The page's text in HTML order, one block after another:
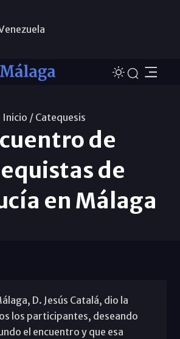
Inicio / Catequesis
de
de
en Málaga
D. Jesús Catalá, dio la
los participantes, deseando
el encuentro y que esa